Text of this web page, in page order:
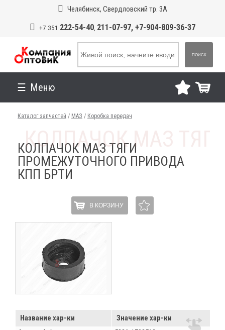
Челябинск, Свердловский тр. 3А
+7 351 222-54-40, 211-07-97, +7-904-809-36-37
ПОИСК
Меню
Каталог запчастей / МАЗ / Коробка передач
КОЛПАЧОК МАЗ ТЯГИ
ПРОМЕЖУТОЧНОГО ПРИВОДА
КПП БРТИ
В КОРЗИНУ
Название хар-ки
Значение хар-ки